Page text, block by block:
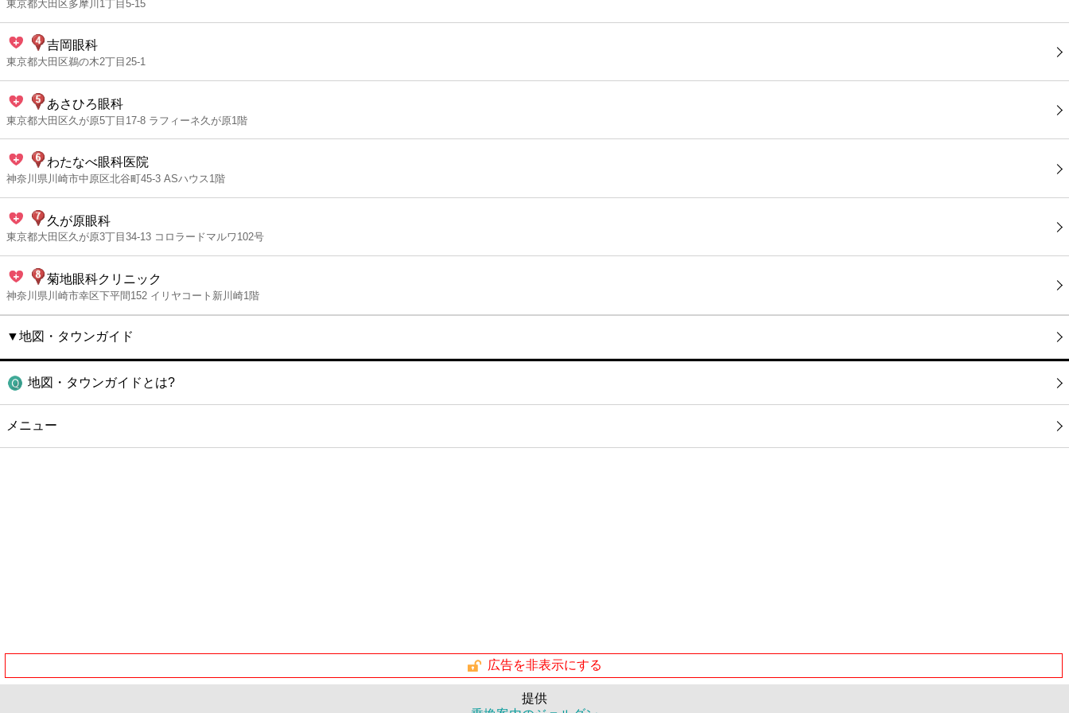
東京都大田区多摩川1丁目5-15
吉岡眼科
東京都大田区鵜の木2丁目25-1
あさひろ眼科
東京都大田区久が原5丁目17-8 ラフィーネ久が原1階
わたなべ眼科医院
神奈川県川崎市中原区北谷町45-3 ASハウス1階
久が原眼科
東京都大田区久が原3丁目34-13 コロラードマルワ102号
菊地眼科クリニック
神奈川県川崎市幸区下平間152 イリヤコート新川崎1階
▼地図・タウンガイド
地図・タウンガイドとは?
メニュー
広告を非表示にする
提供